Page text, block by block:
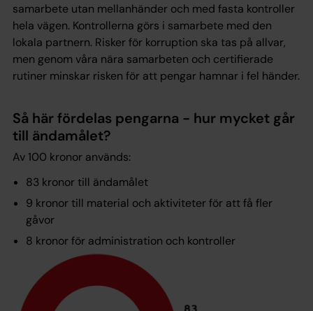
samarbete utan mellanhänder och med fasta kontroller
hela vägen. Kontrollerna görs i samarbete med den
lokala partnern. Risker för korruption ska tas på allvar,
men genom våra nära samarbeten och certifierade
rutiner minskar risken för att pengar hamnar i fel händer.
Så här fördelas pengarna - hur mycket går
till ändamålet?
Av 100 kronor används:
83 kronor till ändamålet
9 kronor till material och aktiviteter för att få fler
gåvor
8 kronor för administration och kontroller